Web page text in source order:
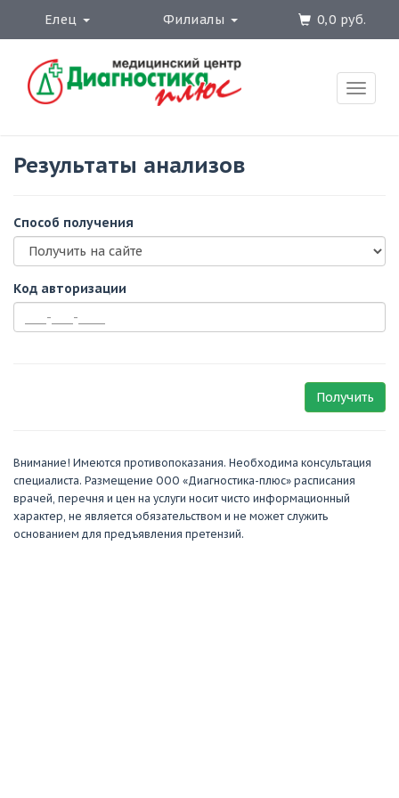
Елец Филиалы 0,0 руб.
Toggle
Результаты анализов
Cпособ получения
Код авторизации
Получить
Внимание! Имеются противопоказания. Необходима консультация
специалиста. Размещение ООО «Диагностика-плюс» расписания
врачей, перечня и цен на услуги носит чисто информационный
характер, не является обязательством и не может служить
основанием для предъявления претензий.